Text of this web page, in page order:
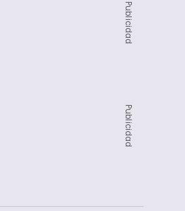
Publicidad
Publicidad